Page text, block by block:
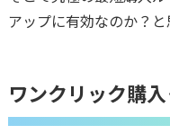
アップに有効なのか？と
ワンクリック購入